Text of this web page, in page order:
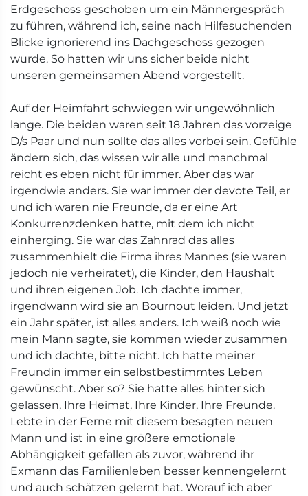
Erdgeschoss geschoben um ein Männergespräch
zu führen, während ich, seine nach Hilfesuchenden
Blicke ignorierend ins Dachgeschoss gezogen
wurde. So hatten wir uns sicher beide nicht
unseren gemeinsamen Abend vorgestellt.
Auf der Heimfahrt schwiegen wir ungewöhnlich
lange. Die beiden waren seit 18 Jahren das vorzeige
D/s Paar und nun sollte das alles vorbei sein. Gefühle
ändern sich, das wissen wir alle und manchmal
reicht es eben nicht für immer. Aber das war
irgendwie anders. Sie war immer der devote Teil, er
und ich waren nie Freunde, da er eine Art
Konkurrenzdenken hatte, mit dem ich nicht
einherging. Sie war das Zahnrad das alles
zusammenhielt die Firma ihres Mannes (sie waren
jedoch nie verheiratet), die Kinder, den Haushalt
und ihren eigenen Job. Ich dachte immer,
irgendwann wird sie an Bournout leiden. Und jetzt
ein Jahr später, ist alles anders. Ich weiß noch wie
mein Mann sagte, sie kommen wieder zusammen
und ich dachte, bitte nicht. Ich hatte meiner
Freundin immer ein selbstbestimmtes Leben
gewünscht. Aber so? Sie hatte alles hinter sich
gelassen, Ihre Heimat, Ihre Kinder, Ihre Freunde.
Lebte in der Ferne mit diesem besagten neuen
Mann und ist in eine größere emotionale
Abhängigkeit gefallen als zuvor, während ihr
Exmann das Familienleben besser kennengelernt
und auch schätzen gelernt hat. Worauf ich aber